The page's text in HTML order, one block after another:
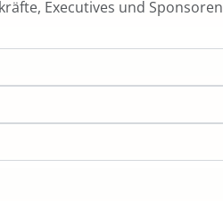
Executives und Sponsoren